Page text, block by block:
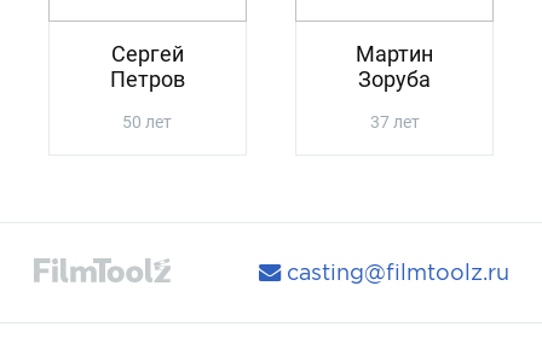
Сергей
Петров
50 лет
Мартин
Зоруба
37 лет
casting@filmtoolz.ru